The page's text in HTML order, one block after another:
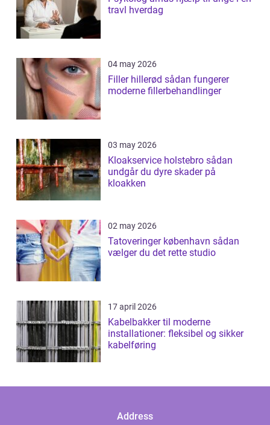
travl hverdag
04 may 2026
Filler hillerød sådan fungerer
moderne fillerbehandlinger
03 may 2026
Kloakservice holstebro sådan
undgår du dyre skader på
kloakken
02 may 2026
Tatoveringer københavn sådan
vælger du det rette studio
17 april 2026
Kabelbakker til moderne
installationer: fleksibel og sikker
kabelføring
Address